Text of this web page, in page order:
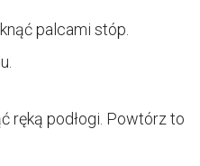
palcami stóp.
ręką podłogi. Powtórz to